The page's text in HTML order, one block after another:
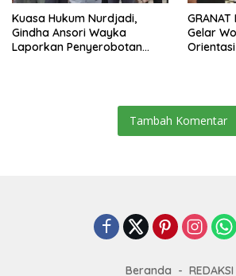
Kuasa Hukum Nurdjadi,
Gindha Ansori Wayka
Laporkan Penyerobotan
Gelar
Orientasi
Tambah Komentar
Beranda REDAKSI